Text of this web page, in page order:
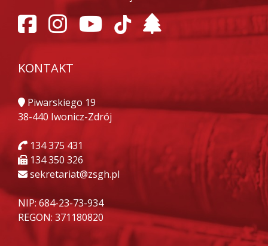
KONTAKT
Piwarskiego 19
38-440 Iwonicz-Zdrój
134 375 431
134 350 326
sekretariat@zsgh.pl
NIP: 684-23-73-934
REGON: 371180820